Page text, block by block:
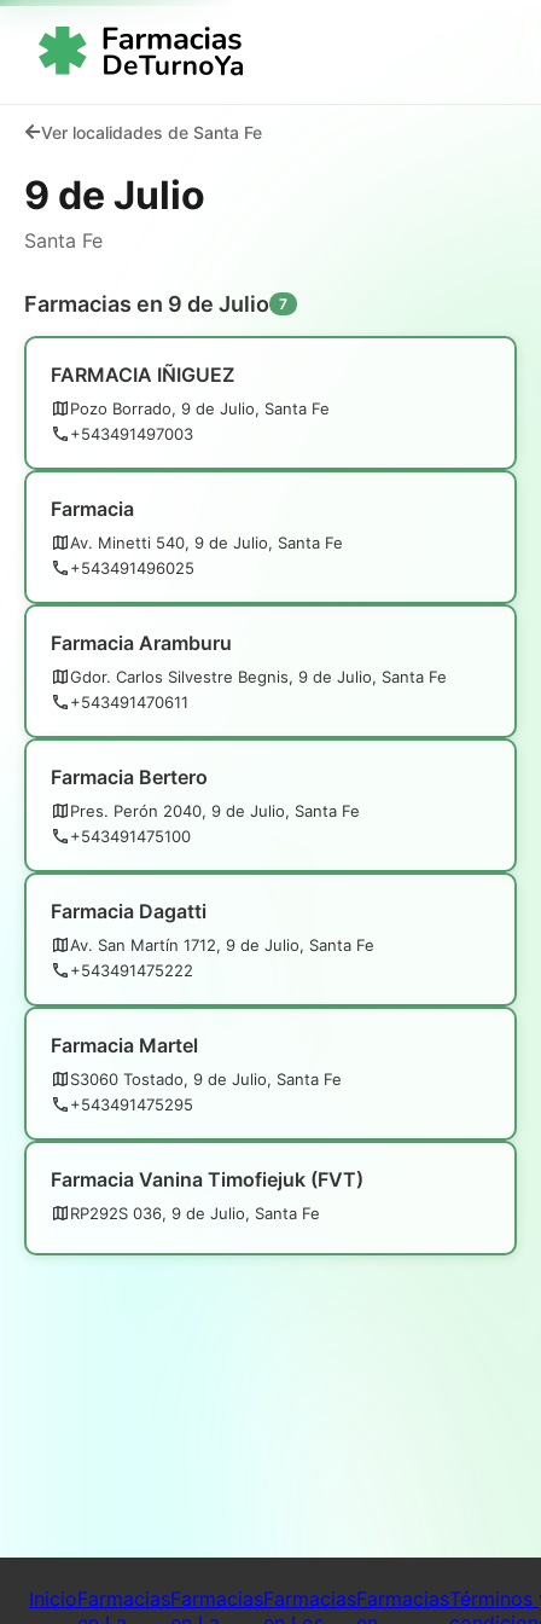
Ver localidades de Santa Fe
9 de Julio
Santa Fe
Farmacias en 9 de Julio 7
FARMACIA IÑIGUEZ
Pozo Borrado, 9 de Julio, Santa Fe
+543491497003
Farmacia
Av. Minetti 540, 9 de Julio, Santa Fe
+543491496025
Farmacia Aramburu
Gdor. Carlos Silvestre Begnis, 9 de Julio, Santa Fe
+543491470611
Farmacia Bertero
Pres. Perón 2040, 9 de Julio, Santa Fe
+543491475100
Farmacia Dagatti
Av. San Martín 1712, 9 de Julio, Santa Fe
+543491475222
Farmacia Martel
S3060 Tostado, 9 de Julio, Santa Fe
+543491475295
Farmacia Vanina Timofiejuk (FVT)
RP292S 036, 9 de Julio, Santa Fe
InicioFarmaciasFarmaciasFarmaciasFarmaciasTérminos